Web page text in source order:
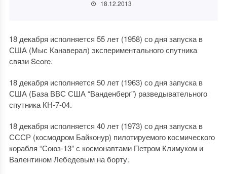
18.12.2013
18 декабря исполняется 55 лет (1958) со дня запуска в
США (Мыс Канаверал) экспериментального спутника
связи Score.
18 декабря исполняется 50 лет (1963) со дня запуска в
США (База ВВС США “Ванденберг”) разведывательного
спутника КН-7-04.
18 декабря исполняется 40 лет (1973) со дня запуска в
СССР (космодром Байконур) пилотируемого космического
корабля “Союз-13” с космонавтами Петром Климуком и
Валентином Лебедевым на борту.